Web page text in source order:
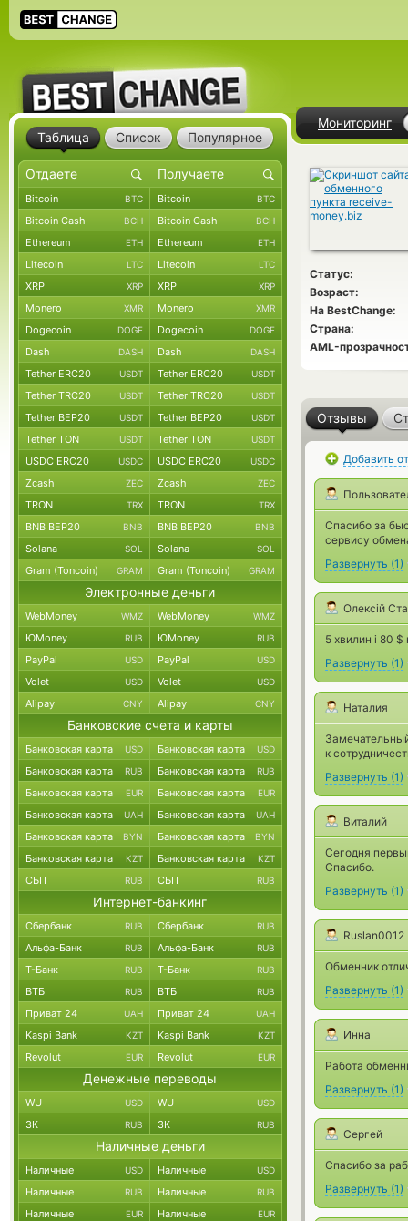
Мониторинг
Статус:
Возраст:
На BestChange:
Страна:
AML-
Отзывы
Добавить
Спасибо за
сервису
Развернуть (1)
Олексій
5 хвилин і 80
Развернуть (1)
Наталия
к
Развернуть (1)
Виталий
Сегодня
Спасибо.
Развернуть (1)
Ruslan0012
Обменник
Развернуть (1)
Инна
Работа
Развернуть (1)
Сергей
Спасибо за
Развернуть (1)
Таблица Список Популярное
Bitcoin BTC Bitcoin BTC
Bitcoin Cash BCH Bitcoin Cash BCH
Ethereum ETH Ethereum ETH
Litecoin LTC Litecoin LTC
XRP XRP XRP XRP
Monero XMR Monero XMR
Dogecoin DOGE Dogecoin DOGE
Dash DASH Dash DASH
Tether ERC20 USDT Tether ERC20 USDT
Tether TRC20 USDT Tether TRC20 USDT
Tether BEP20 USDT Tether BEP20 USDT
Tether TON USDT Tether TON USDT
USDC ERC20 USDC USDC ERC20 USDC
Zcash ZEC Zcash ZEC
TRON TRX TRON TRX
BNB BEP20 BNB BNB BEP20 BNB
Solana SOL Solana SOL
Gram (Toncoin) GRAM Gram (Toncoin) GRAM
Электронные деньги
WebMoney WMZ WebMoney WMZ
ЮMoney RUB ЮMoney RUB
PayPal USD PayPal USD
Volet USD Volet USD
Alipay CNY Alipay CNY
Банковские счета и карты
Банковская карта USD Банковская карта USD
Банковская карта RUB Банковская карта RUB
Банковская карта EUR Банковская карта EUR
Банковская карта UAH Банковская карта UAH
Банковская карта BYN Банковская карта BYN
Банковская карта KZT Банковская карта KZT
СБП RUB СБП RUB
Интернет-банкинг
Сбербанк RUB Сбербанк RUB
Альфа-Банк RUB Альфа-Банк RUB
Т-Банк RUB Т-Банк RUB
ВТБ RUB ВТБ RUB
Приват 24 UAH Приват 24 UAH
Kaspi Bank KZT Kaspi Bank KZT
Revolut EUR Revolut EUR
Денежные переводы
WU USD WU USD
ЗК RUB ЗК RUB
Наличные деньги
Наличные USD Наличные USD
Наличные RUB Наличные RUB
Наличные EUR Наличные EUR